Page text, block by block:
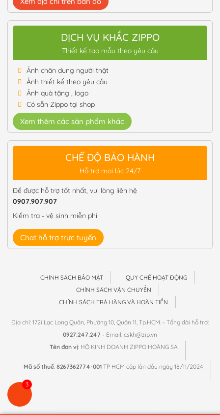
DỊCH VỤ KHẮC ZIPPO
Thiết kế tạo mẫu theo yêu cầu
Ảnh chân dung người thật
Ảnh thiết kế theo yêu cầu
Ảnh quà tặng , logo
Có sẵn Zippo tại shop
Xem thêm các sản phẩm khác
CHẾ ĐỘ BẢO HÀNH
Hỗ trợ mọi lúc 24/7
Để được hỗ trợ tốt nhất, vui lòng liên hệ
0907.907.907
Kiểm tra - vệ sinh miễn phí
Chat hỗ trợ trực tuyến
CHÍNH SÁCH BẢO MẬT
QUY CHẾ HOẠT ĐỘNG
CHÍNH SÁCH VẬN CHUYỂN
CHÍNH SÁCH TRẢ HÀNG VÀ HOÀN TIỀN
Địa chỉ: 172i Lạc Long Quân, Phường 10, Quận 11, Tp.HCM. - Tổng đài hỗ trợ:
0927.247.247 - Email: cskh@zip.vn
Tên đơn vị: HỘ KINH DOANH ZIPPO HOÀNG SA
Mã số thuế:8267362774-001TP HCM cấp lần đầu ngày 18/11/2024
3